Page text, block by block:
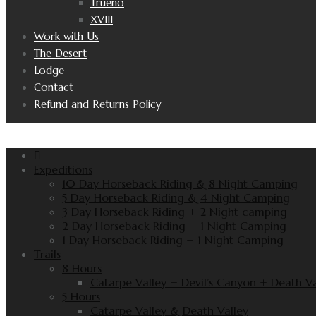
XVIII
Work with Us
The Desert
Lodge
Contact
Refund and Returns Policy
Expeditions
10 Day Horseback Riding & 8 Night Camping
5 Day Horseback Riding & 4 Night Camping
3 Day Horseback Riding + 2 Night camping
2 Day Horseback Riding + 1 Night Camping
1 Day Horseback Riding + 1 Night Camping
Trails
8 Hours
Catarpe Valley + Devil’s Canyon + Death
5 Hours
Catarpe Valley & Death Valley